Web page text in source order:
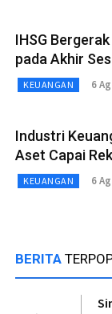
IHSG
pada Akhir
KEUANGAN 6
Industri
Aset Capai
KEUANGAN 6
BERITA